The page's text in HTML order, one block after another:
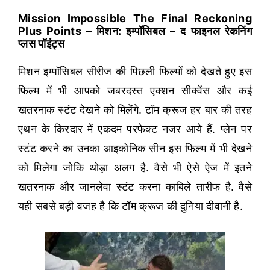
Mission Impossible The Final Reckoning
Plus Points – मिशन: इम्पॉसिबल – द फाइनल रेकनिंग
प्लस पॉइंट्स
मिशन इम्पॉसिबल सीरीज की पिछली फिल्मों को देखते हुए इस
फिल्म में भी आपको जबरदस्त एक्शन सीक्वेंस और कई
खतरनाक स्टंट देखने को मिलेंगे. टॉम क्रूज हर बार की तरह
एथन के किरदार में एकदम परफेक्ट नजर आये हैं. प्लेन पर
स्टंट करने का उनका आइकोनिक सीन इस फिल्म में भी देखने
को मिलेगा जोकि थोड़ा अलग है. वैसे भी ऐसे ऐज में इतने
खतरनाक और जानलेवा स्टंट करना काबिले तारीफ है. वैसे
यही सबसे बड़ी वजह है कि टॉम क्रूज की दुनिया दीवानी है.